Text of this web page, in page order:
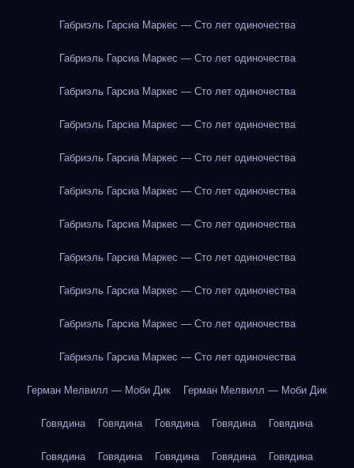
Габриэль Гарсиа Маркес — Сто лет одиночества
Габриэль Гарсиа Маркес — Сто лет одиночества
Габриэль Гарсиа Маркес — Сто лет одиночества
Габриэль Гарсиа Маркес — Сто лет одиночества
Габриэль Гарсиа Маркес — Сто лет одиночества
Габриэль Гарсиа Маркес — Сто лет одиночества
Габриэль Гарсиа Маркес — Сто лет одиночества
Габриэль Гарсиа Маркес — Сто лет одиночества
Габриэль Гарсиа Маркес — Сто лет одиночества
Габриэль Гарсиа Маркес — Сто лет одиночества
Габриэль Гарсиа Маркес — Сто лет одиночества
Герман Мелвилл — Моби Дик Герман Мелвилл — Моби Дик
Говядина Говядина Говядина Говядина Говядина
Говядина Говядина Говядина Говядина Говядина